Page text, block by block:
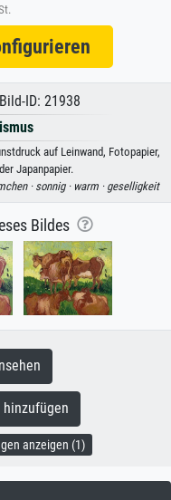
ID: 21938
auf Leinwand, Fotopapier,
Japanpapier.
· sonnig · warm · geselligkeit
Bildes
anzeigen (1)